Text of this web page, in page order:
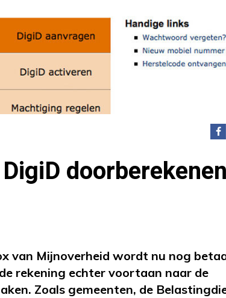
doorberekenen
van Mijnoverheid wordt nu nog
rekening echter voortaan naar de
Zoals gemeenten, de